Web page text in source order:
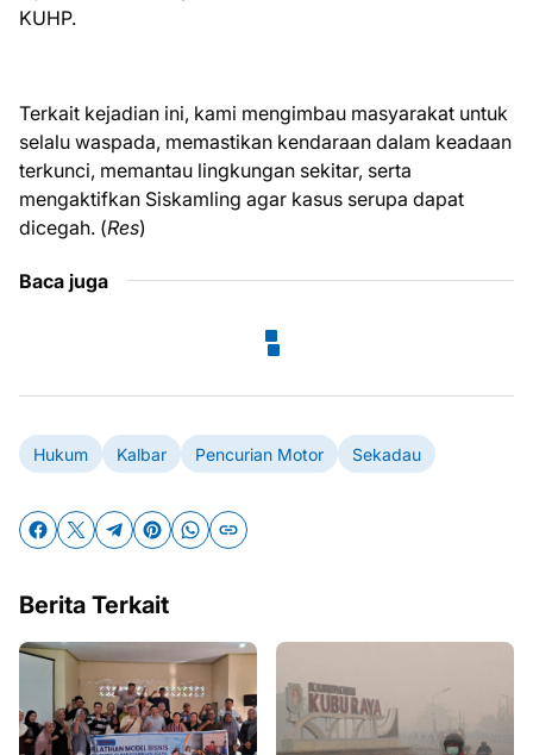
KUHP.
Terkait kejadian ini, kami mengimbau masyarakat untuk
selalu waspada, memastikan kendaraan dalam keadaan
terkunci, memantau lingkungan sekitar, serta
mengaktifkan Siskamling agar kasus serupa dapat
dicegah. (Res)
Baca juga
Hukum Kalbar Pencurian Motor Sekadau
Berita Terkait